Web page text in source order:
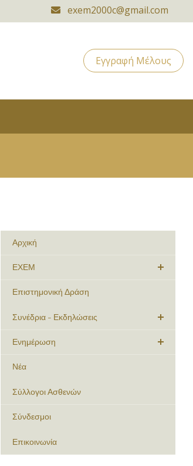
exem2000c@gmail.com
Εγγραφή Μέλους
Αρχική
ΕΧΕΜ
Επιστημονική Δράση
Συνέδρια - Εκδηλώσεις
Ενημέρωση
Νέα
Σύλλογοι Ασθενών
Σύνδεσμοι
Επικοινωνία